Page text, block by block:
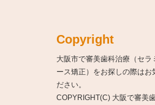
Copyright
大阪市で審美歯科治療（セ
ース矯正）をお探しの際はお
ださい。
COPYRIGHT(C) 大阪で審美